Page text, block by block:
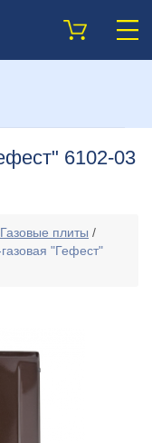
6102-03
Газовые плиты /
"Гефест"